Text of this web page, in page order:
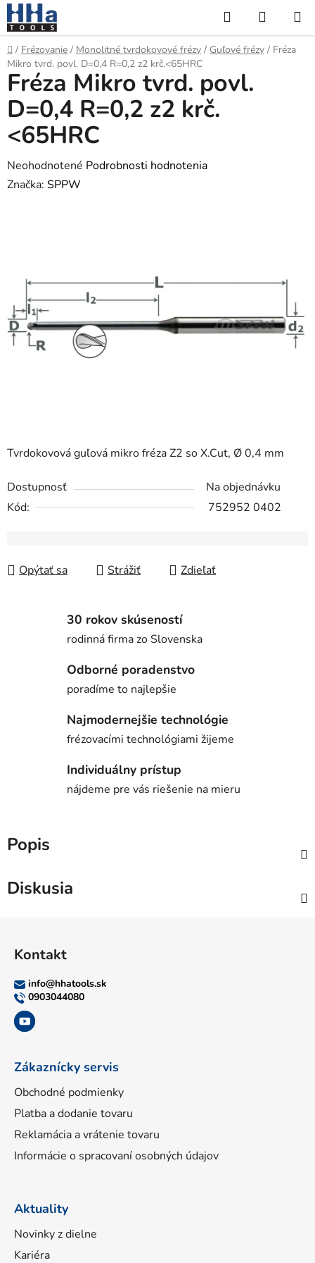
Prejsť
na
obsah
Hľadať
KOŠÍK
Domov
/ Frézovanie / Monolitné tvrdokovové frézy / Guľové frézy / Fréza
Mikro tvrd. povl. D=0,4 R=0,2 z2 krč.<65HRC
Tvrdokovová guľová mikro fréza Z2 so X.Cut, Ø 0,4 mm
Dostupnosť
Na objednávku
Kód:
752952 0402
Opýtať sa Strážiť Zdieľať
Fréza Mikro tvrd. povl.
D=0,4 R=0,2 z2 krč.
<65HRC
Priemerné
hodnotenie
hviezdičiek.
Neohodnotené Podrobnosti hodnotenia
Značka: SPPW
30 rokov skúseností
rodinná firma zo Slovenska
Odborné poradenstvo
poradíme to najlepšie
Najmodernejšie technológie
frézovacími technológiami žijeme
Individuálny prístup
nájdeme pre vás riešenie na mieru
Popis
Diskusia
Kontakt
info@hhatools.sk
0903044080
Zákaznícky servis
Obchodné podmienky
Platba a dodanie tovaru
Reklamácia a vrátenie tovaru
Informácie o spracovaní osobných údajov
Aktuality
Novinky z dielne
Kariéra